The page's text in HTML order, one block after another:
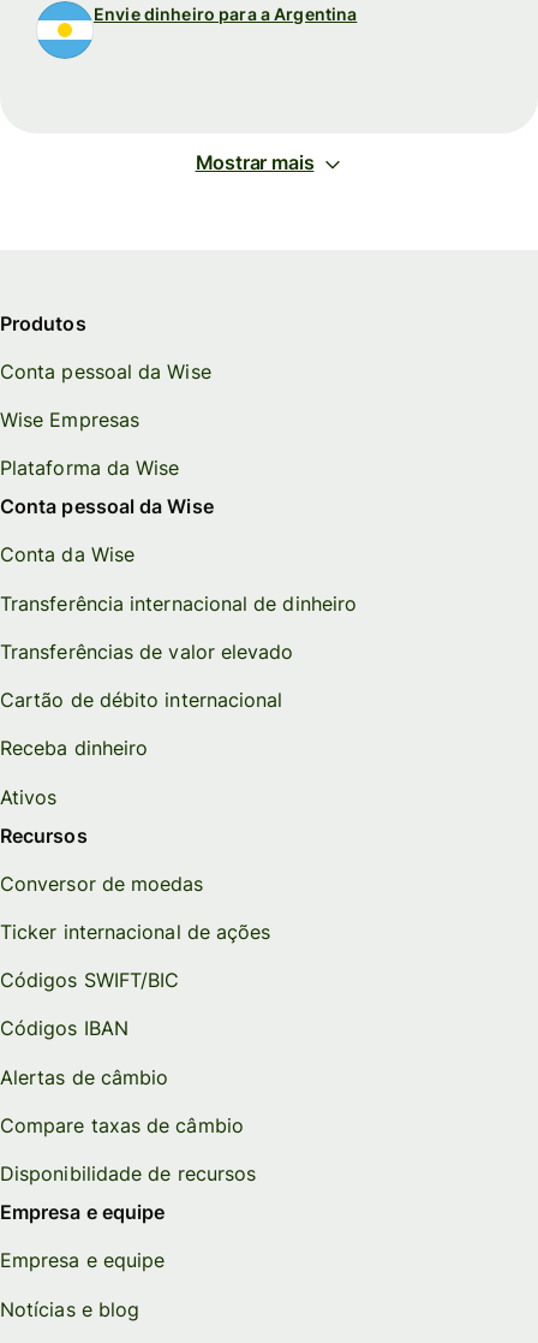
Envie dinheiro para a Argentina
Mostrar mais
Produtos
Conta pessoal da Wise
Wise Empresas
Plataforma da Wise
Conta pessoal da Wise
Conta da Wise
Transferência internacional de dinheiro
Transferências de valor elevado
Cartão de débito internacional
Receba dinheiro
Ativos
Recursos
Conversor de moedas
Ticker internacional de ações
Códigos SWIFT/BIC
Códigos IBAN
Alertas de câmbio
Compare taxas de câmbio
Disponibilidade de recursos
Empresa e equipe
Empresa e equipe
Notícias e blog